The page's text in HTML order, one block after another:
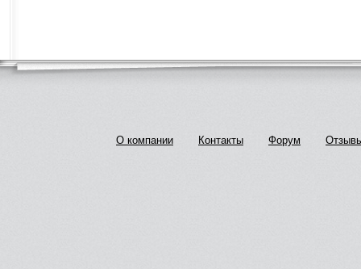
О компании Контакты Форум